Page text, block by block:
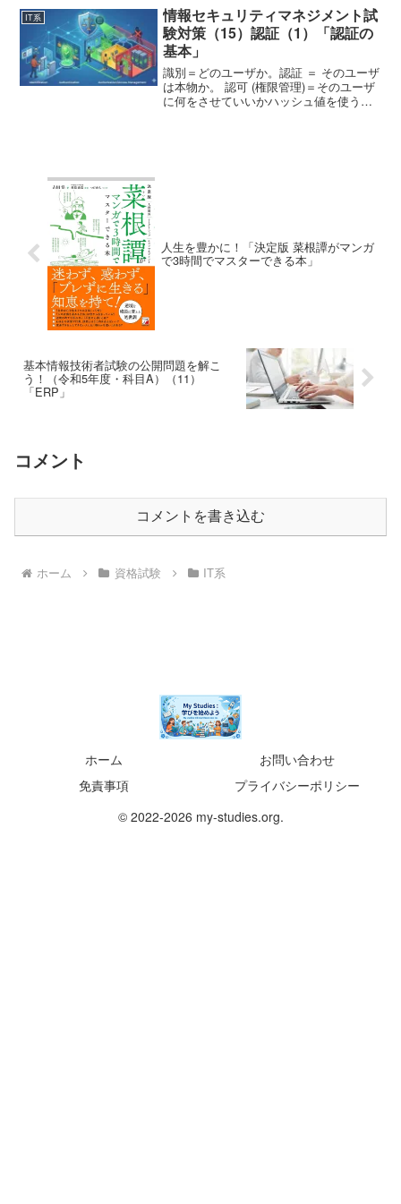
で、「ITエンジニアの登竜門」と言われ
る。IT系人材と...
IT系
情報セキュリティマネジメント試
験対策（15）認証（1）「認証の
基本」
識別＝どのユーザか。認証 ＝ そのユーザ
は本物か。 認可 (権限管理)＝そのユーザ
に何をさせていいかハッシュ値を使うこ
人生を豊かに！「決定版 菜根譚がマンガ
で3時間でマスターできる本」
基本情報技術者試験の公開問題を解こ
う！（令和5年度・科目A）（11）
「ERP」
コメント
コメントを書き込む
ホーム 資格試験 IT系
ホーム
お問い合わせ
免責事項
プライバシーポリシー
© 2022-2026 my-studies.org.